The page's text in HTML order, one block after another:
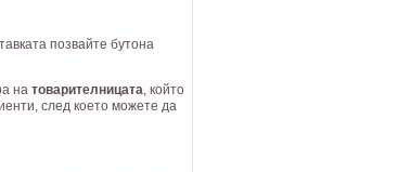
позвайте бутона
на товарителницата , който
след което можете да